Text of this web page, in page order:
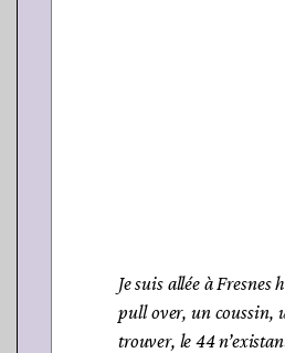
Je suis allée à
pull over, un coussin,
trouver, le 44